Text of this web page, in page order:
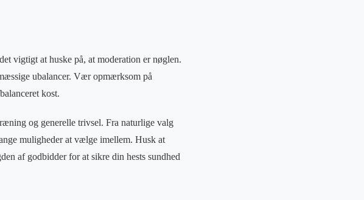
vigtigt at huske på, at moderation er nøglen.
ubalancer. Vær opmærksom på
kost.
og generelle trivsel. Fra naturlige valg
muligheder at vælge imellem. Husk at
af godbidder for at sikre din hests sundhed